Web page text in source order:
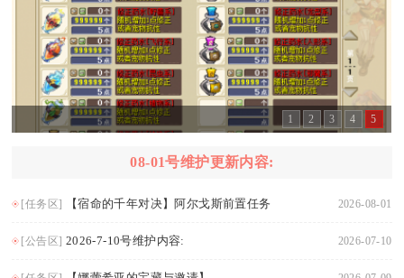
1 2 3 4 5
08-01号维护更新内容:
[任务区] 【宿命的千年对决】阿尔戈斯前置任务 2026-08-01
[公告区] 2026-7-10号维护内容: 2026-07-10